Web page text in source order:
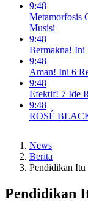
9:48
Metamorfosis
Musisi
9:48
Bermakna! Ini
9:48
Aman! Ini 6
9:48
Efektif! 7 Ide
9:48
ROSÉ
News
Berita
Pendidikan Itu
Pendidikan